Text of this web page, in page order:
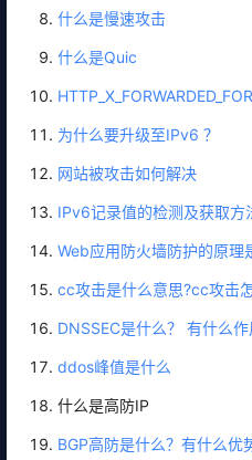
什么是慢速攻击
什么是Quic
为什么要升级至IPv6 ？
网站被攻击如何解决
IPv6记录值的检测及获取方
Web应用防火墙防护的原理
cc攻击是什么意思?cc攻击
DNSSEC是什么？ 有什么作
ddos峰值是什么
什么是高防IP
BGP高防是什么？有什么优